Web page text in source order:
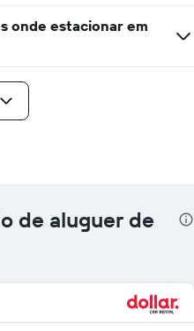
onde estacionar em
de aluguer de